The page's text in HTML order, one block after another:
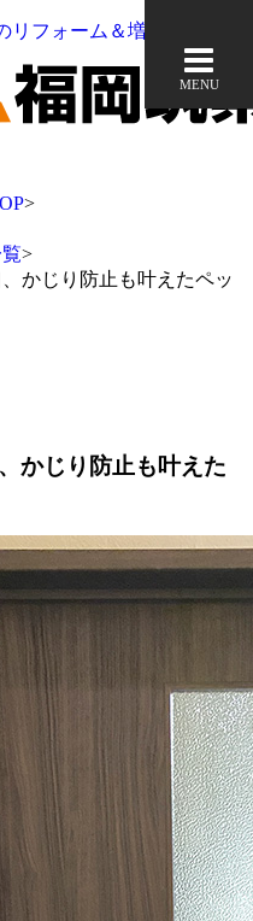
フォーム＆増改築なら
MENU
>
>
かじり防止も叶えたペッ
かじり防止も叶えた